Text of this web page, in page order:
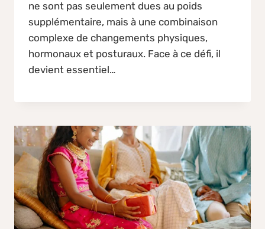
ne sont pas seulement dues au poids
supplémentaire, mais à une combinaison
complexe de changements physiques,
hormonaux et posturaux. Face à ce défi, il
devient essentiel…